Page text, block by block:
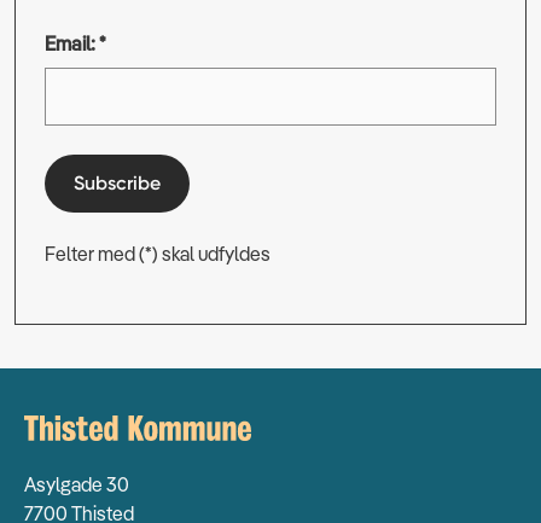
Email: *
Subscribe
Felter med (*) skal udfyldes
Asylgade 30
7700 Thisted